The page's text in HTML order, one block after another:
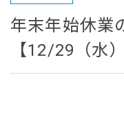
年末年始休業
【12/29（水